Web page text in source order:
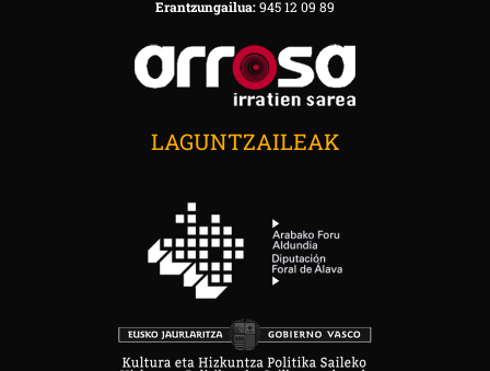
Erantzungailua:945 12 09 89
LAGUNTZAILEAK